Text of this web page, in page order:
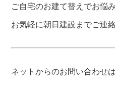
ご自宅のお建て替えでお悩
お気軽に朝日建設までご連
ネットからのお問い合わせは